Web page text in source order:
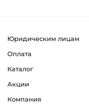
Юридическим лицам
Оплата
Каталог
Акции
Компания